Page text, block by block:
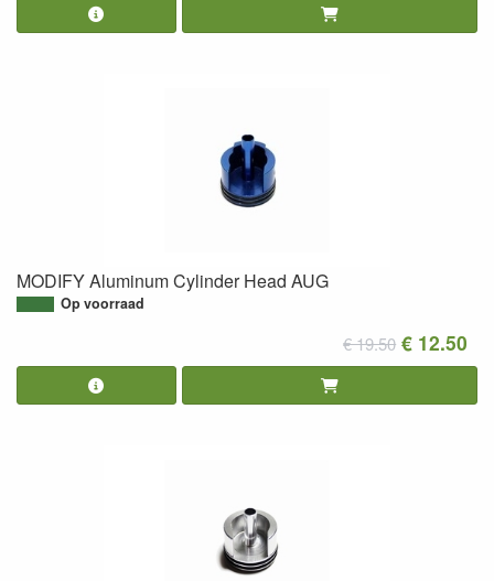
MODIFY Aluminum Cylinder Head AUG
Op voorraad
€ 19.50 € 12.50